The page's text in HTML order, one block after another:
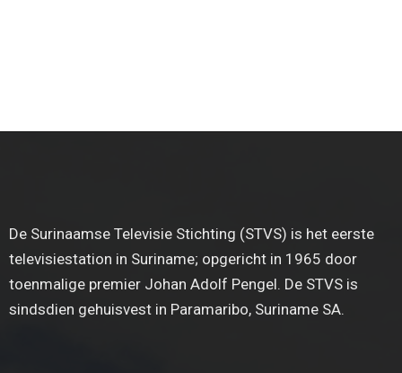
De Surinaamse Televisie Stichting (STVS) is het eerste
televisiestation in Suriname; opgericht in 1965 door
toenmalige premier Johan Adolf Pengel. De STVS is
sindsdien gehuisvest in Paramaribo, Suriname SA.